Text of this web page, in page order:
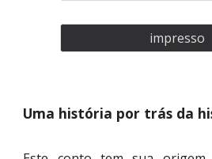
impresso
Uma história por trás da